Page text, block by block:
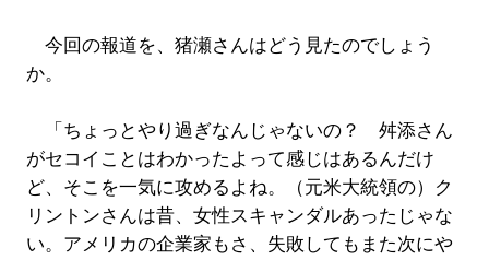
今回の報道を、猪瀬さんはどう見たのでしょう
か。
「ちょっとやり過ぎなんじゃないの？ 舛添さん
がセコイことはわかったよって感じはあるんだけ
ど、そこを一気に攻めるよね。（元米大統領の）ク
リントンさんは昔、女性スキャンダルあったじゃな
い。アメリカの企業家もさ、失敗してもまた次にや